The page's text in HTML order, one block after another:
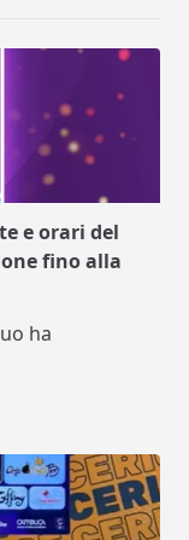
e orari del
fino alla
ha